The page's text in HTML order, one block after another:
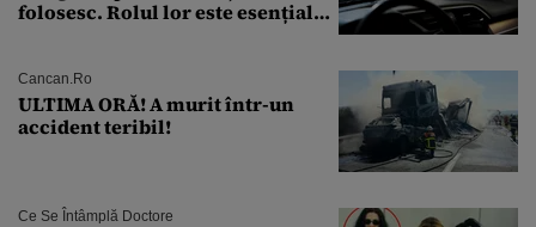
folosesc. Rolul lor este esențial
Cancan.ro
ULTIMA ORĂ! A murit într-un
accident teribil!
Ce Se Întâmplă Doctore